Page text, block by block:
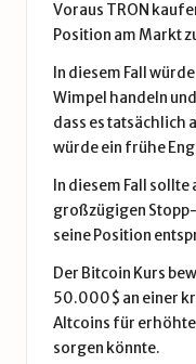
Voraus TRON
Position am Markt
In diesem Fall
Wimpel handeln
dass es tatsächlich
würde ein frühe
In diesem Fall
großzügigen
seine Position
Der Bitcoin Kurs
50.000$ an einer
Altcoins für
sorgen könnte.